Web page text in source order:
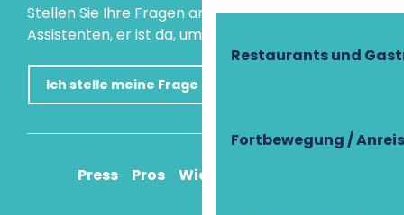
Restaurants und
Fortbewegung /
Stellen Sie Ihre Fragen an unseren virtuellen
Assistenten, er ist da, um Ihnen zu helfen.
Ich stelle meine Frage
Press Pros Wie komme ich an?